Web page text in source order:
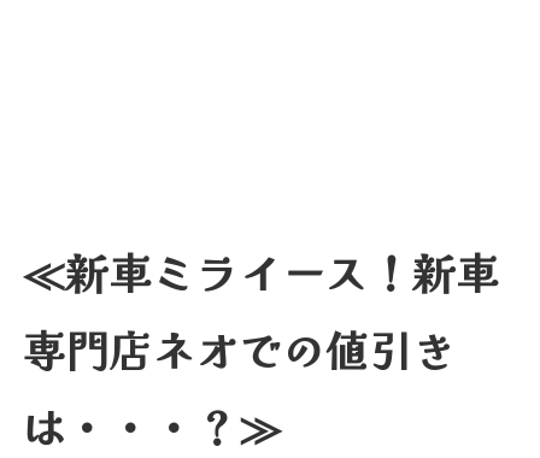
≪新車ミライース！新車
専門店ネオでの値引き
は・・・？≫